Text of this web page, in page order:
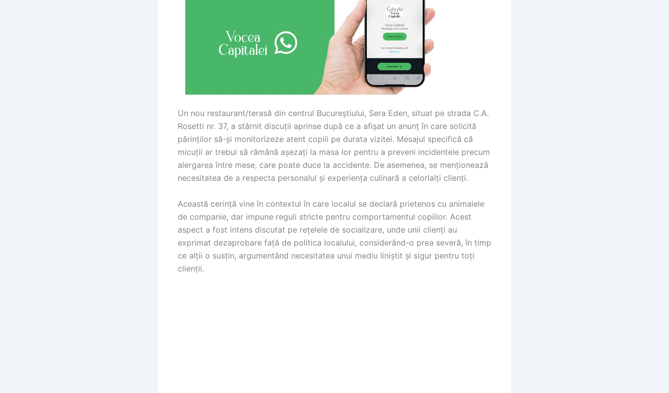
Un nou restaurant/terasă din centrul Bucureștiului, Sera Eden, situat pe strada C.A.
Rosetti nr. 37, a stârnit discuții aprinse după ce a afișat un anunț în care solicită
părinților să-și monitorizeze atent copiii pe durata vizitei. Mesajul specifică că
micuții ar trebui să rămână așezați la masa lor pentru a preveni incidentele precum
alergarea între mese, care poate duce la accidente. De asemenea, se menționează
necesitatea de a respecta personalul și experiența culinară a celorlalți clienți.
Această cerință vine în contextul în care localul se declară prietenos cu animalele
de companie, dar impune reguli stricte pentru comportamentul copiilor. Acest
aspect a fost intens discutat pe rețelele de socializare, unde unii clienți au
exprimat dezaprobare față de politica localului, considerând-o prea severă, în timp
ce alții o susțin, argumentând necesitatea unui mediu liniștit și sigur pentru toți
clienții.